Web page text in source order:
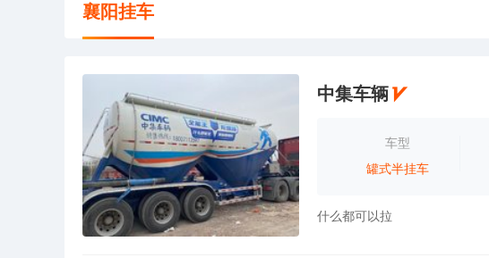
襄阳挂车
中集车辆
车型
罐式半挂车
什么都可以拉